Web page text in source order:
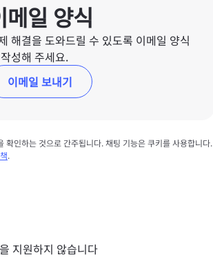
메일 양식
해결을 도와드릴 수 있도록 이메일 양식
성해 주세요.
이메일 보내기
확인하는 것으로 간주됩니다. 채팅 기능은 쿠키를 사용합니다.
.
지원하지 않습니다